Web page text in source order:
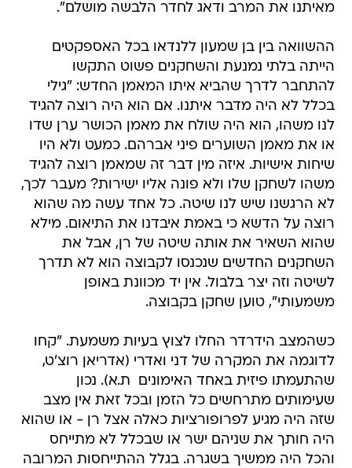
מאיתנו את המרב ודאג לחדר הלבשה מושלם".
ההשוואה בין בן שמעון ללנדאו בכל האספקטים
הייתה בלתי נמנעת והשחקנים פשוט התקשו
להתחבר לדרך שהביא איתו המאמן החדש: "גילי
בכלל לא היה מדבר איתנו. אם הוא היה רוצה להגיד
לנו משהו, הוא היה שולח את מאמן הכושר ערן שדו
או את מאמן השוערים פיני אברהם. כמעט ולא היו
שיחות אישיות. איזה מין דבר זה שמאמן רוצה להגיד
משהו לשחקן שלו ולא פונה אליו ישירות? מעבר לכך,
לא הרגשנו שיש לנו שיטה. כל אחד עשה מה שהוא
רוצה על הדשא כי באמת איבדנו את התיאום. מילא
שהוא השאיר את אותה שיטה של רן, אבל את
השחקנים החדשים שנכנסו לקבוצה הוא לא תדרך
לשיטה וזה יצר בלבול. אין יד מכוונת באופן
משמעותי", טוען שחקן בקבוצה.
כשהמצב הידרדר החלו לצוץ בעיות משמעת. "קחו
לדוגמה את המקרה של דני ואדרי (אדריאן רוצ'ט,
שהתעמתו פיזית באחד האימונים  ת.א). נכון
שעימותים מתרחשים כל הזמן ובכל זאת אין מצב
שזה היה מגיע לפרופורציות כאלה אצל רן - או שהוא
היה חותך את שניהם ישר או שבכלל לא מתייחס
והכל היה ממשיך בשגרה. בגלל ההתייחסות המרובה